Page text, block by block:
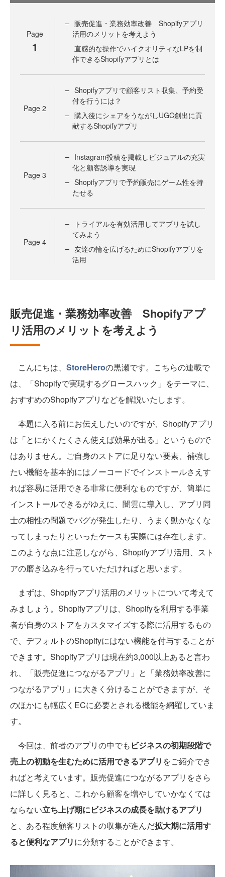
Page
1
販売促進・業務効率改善 Shopifyアプリ
活用のメリットを考えよう
直感的な操作でハイクオリティなLPを制
作できるShopifyアプリとは
Page 2
Shopifyアプリで顧客リスト収集、予約受
付を行うには？
購入後にシェアをうながしUGC創出に貢
献するShopifyアプリ
Page 3
Instagram投稿を掲載しビジュアルの充実
化と顧客誘導を実現
Shopifyアプリで予約販売にゲーム性を持
たせる
Page 4
トライアルを有効活用してアプリを試し
てみよう
友達の輪を広げるためにShopifyアプリを
活用
販売促進・業務効率改善 Shopifyアプ
リ活用のメリットを考えよう
こんにちは、 StoreHeroの黒瀬です。こちらの連載で
は、「Shopifyで実現するグロースハック」をテーマに、
おすすめのShopifyアプリなどを解説いたします。
本題に入る前にお伝えしたいのですが、Shopifyアプリ
は「とにかくたくさん使えば効果が出る」というもので
はありません。ご自身のストアに足りない要素、補強し
たい機能を基本的にはノーコードでインストールさえす
れば容易に活用できる非常に便利なものですが、簡単に
インストールできるがゆえに、闇雲に導入し、アプリ同
士の相性の問題でバグが発生したり、うまく動かなくな
ってしまったりといったケースも実際には存在します。
このような点に注意しながら、Shopifyアプリ活用、スト
アの磨き込みを行っていただければと思います。
まずは、Shopifyアプリ活用のメリットについて考えて
みましょう。Shopifyアプリは、Shopifyを利用する事業
者が自身のストアをカスタマイズする際に活用するもの
で、デフォルトのShopifyにはない機能を付与することが
できます。Shopifyアプリは現在約3,000以上あると言わ
れ、「販売促進につながるアプリ」と「業務効率改善に
つながるアプリ」に大きく分けることができますが、そ
のほかにも幅広くECに必要とされる機能を網羅していま
す。
今回は、前者のアプリの中でも ビジネスの初期段階で
売上の初動を生むために活用できるアプリ をご紹介でき
ればと考えています。販売促進につながるアプリをさら
に詳しく見ると、これから顧客を増やしていかなくては
ならない立ち上げ期にビジネスの成長を助けるアプリ
と、ある程度顧客リストの収集が進んだ拡大期に活用す
ると便利なアプリに分類することができます。